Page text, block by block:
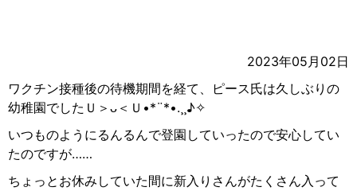
2023年05月02日
ワクチン接種後の待機期間を経て、ピース氏は久しぶりの
幼稚園でしたＵ＞ ᴗ ＜Ｕ •*¨*•.¸¸ ♪✧
いつものようにるんるんで登園していったので安心してい
たのですが……
ちょっとお休みしていた間に新入りさんがたくさん入って